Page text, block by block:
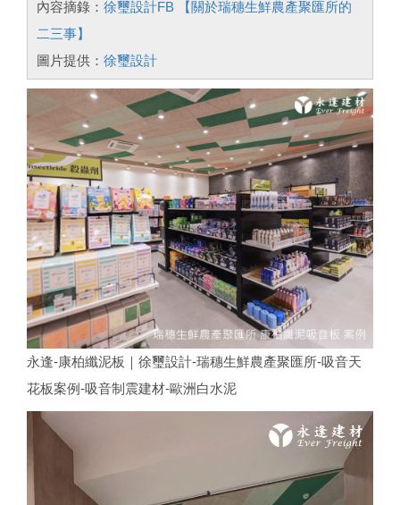
內容摘錄： 徐璽設計FB 【關於瑞穗生鮮農產聚匯所的
二三事】
圖片提供： 徐璽設計
永逢-康柏纖泥板｜徐璽設計-瑞穗生鮮農產聚匯所-吸音天
花板案例-吸音制震建材-歐洲白水泥